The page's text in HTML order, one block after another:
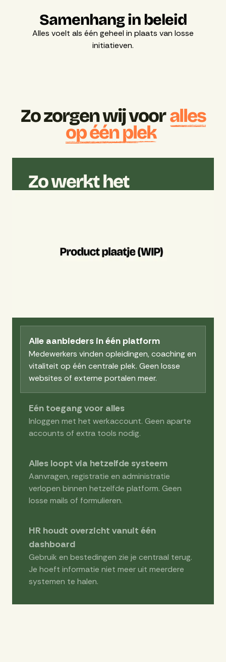
Samenhang in beleid
Alles voelt als één geheel in plaats van losse
initiatieven.
Zo zorgen wij voor alles
op één plek
Zo werkt het
Alle aanbieders in één platform
Medewerkers vinden opleidingen, coaching en
vitaliteit op één centrale plek. Geen losse
websites of externe portalen meer.
Eén toegang voor alles
Inloggen met het werkaccount. Geen aparte
accounts of extra tools nodig.
Alles loopt via hetzelfde systeem
Aanvragen, registratie en administratie
verlopen binnen hetzelfde platform. Geen
losse mails of formulieren.
HR houdt overzicht vanuit één
dashboard
Gebruik en bestedingen zie je centraal terug.
Je hoeft informatie niet meer uit meerdere
systemen te halen.